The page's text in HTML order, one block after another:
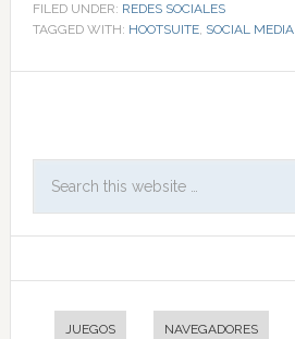
FILED UNDER: REDES SOCIALES
TAGGED WITH: HOOTSUITE, SOCIAL MEDIA
JUEGOS NAVEGADORES